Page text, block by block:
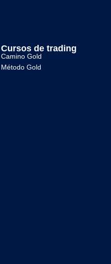
Cursos de trading
Camino Gold
Método Gold